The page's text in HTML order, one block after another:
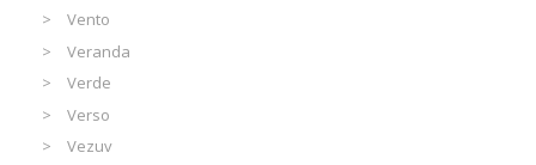
Vento
Veranda
Verde
Verso
Vezuv